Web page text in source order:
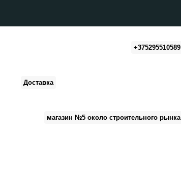
+375295510589
Доставка
магазин №5 около строительного рынка